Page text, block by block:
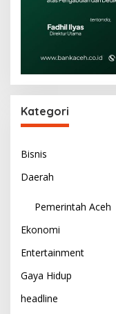
Kategori
Bisnis
Daerah
Pemerintah Aceh
Ekonomi
Entertainment
Gaya Hidup
headline